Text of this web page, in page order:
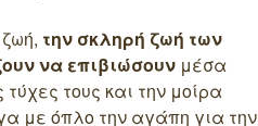
την σκληρή ζωή των
να επιβιώσουν μέσα
τους και την μοίρα
με όπλο την αγάπη για την